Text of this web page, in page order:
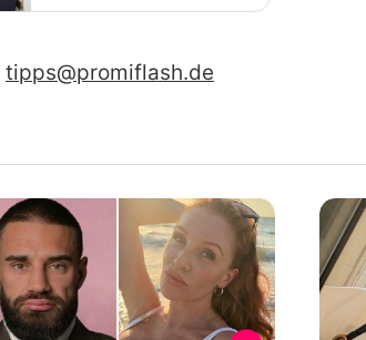
tipps@promiflash.de